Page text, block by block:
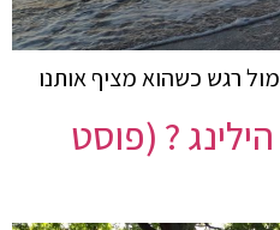
רגש כשהוא מציף אותנו
? (פוסט